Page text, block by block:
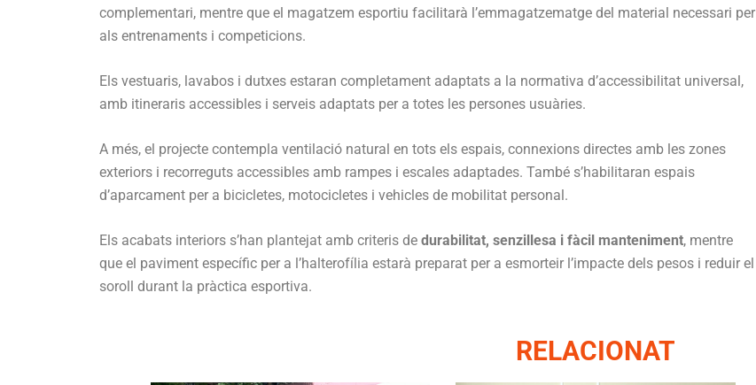
complementari, mentre que el magatzem esportiu facilitarà l’emmagatzematge del material necessari per
als entrenaments i competicions.
Els vestuaris, lavabos i dutxes estaran completament adaptats a la normativa d’accessibilitat universal,
amb itineraris accessibles i serveis adaptats per a totes les persones usuàries.
A més, el projecte contempla ventilació natural en tots els espais, connexions directes amb les zones
exteriors i recorreguts accessibles amb rampes i escales adaptades. També s’habilitaran espais
d’aparcament per a bicicletes, motocicletes i vehicles de mobilitat personal.
Els acabats interiors s’han plantejat amb criteris de durabilitat, senzillesa i fàcil manteniment, mentre
que el paviment específic per a l’halterofília estarà preparat per a esmorteir l’impacte dels pesos i reduir el
soroll durant la pràctica esportiva.
RELACIONAT